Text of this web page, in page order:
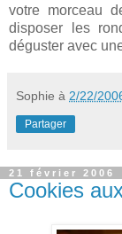
votre morceau
disposer les
déguster avec
Sophie à 2/22/
Partager
21 février 2006
Cookies